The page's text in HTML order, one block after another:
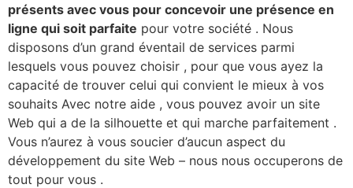
présents avec vous pour concevoir une présence en
ligne qui soit parfaite pour votre société . Nous
disposons d’un grand éventail de services parmi
lesquels vous pouvez choisir , pour que vous ayez la
capacité de trouver celui qui convient le mieux à vos
souhaits Avec notre aide , vous pouvez avoir un site
Web qui a de la silhouette et qui marche parfaitement .
Vous n’aurez à vous soucier d’aucun aspect du
développement du site Web – nous nous occuperons de
tout pour vous .​